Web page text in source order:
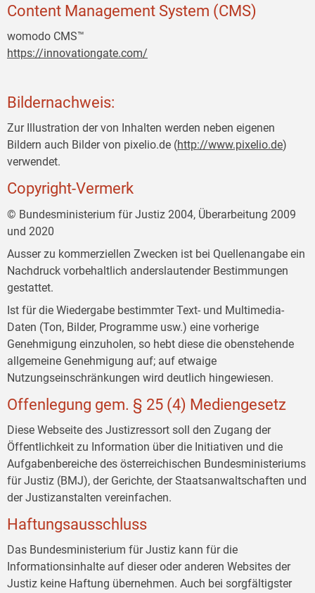
Content Management System (CMS)
womodo CMS™
https://innovationgate.com/
Bildernachweis:
Zur Illustration der von Inhalten werden neben eigenen
Bildern auch Bilder von pixelio.de (http://www.pixelio.de)
verwendet.
Copyright-Vermerk
© Bundesministerium für Justiz 2004, Überarbeitung 2009
und 2020
Ausser zu kommerziellen Zwecken ist bei Quellenangabe ein
Nachdruck vorbehaltlich anderslautender Bestimmungen
gestattet.
Ist für die Wiedergabe bestimmter Text- und Multimedia-
Daten (Ton, Bilder, Programme usw.) eine vorherige
Genehmigung einzuholen, so hebt diese die obenstehende
allgemeine Genehmigung auf; auf etwaige
Nutzungseinschränkungen wird deutlich hingewiesen.
Offenlegung gem. § 25 (4) Mediengesetz
Diese Webseite des Justizressort soll den Zugang der
Öffentlichkeit zu Information über die Initiativen und die
Aufgabenbereiche des österreichischen Bundesministeriums
für Justiz (BMJ), der Gerichte, der Staatsanwaltschaften und
der Justizanstalten vereinfachen.
Haftungsausschluss
Das Bundesministerium für Justiz kann für die
Informationsinhalte auf dieser oder anderen Websites der
Justiz keine Haftung übernehmen. Auch bei sorgfältigster